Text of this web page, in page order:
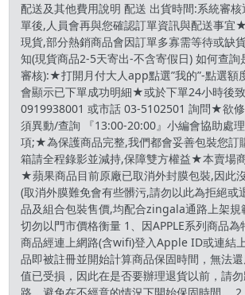
配送及其他費用說明 配送 出貨時間:系統審
單後,人員會再與您確認訂單資訊與配送事宜
現貨,部分熱銷商品會因訂單多寡需等待或缺
知(現貨商品2-5天寄出-不含寄假日) 如何查詢
審核):★打開月付大人app點選”我的”-點選額
會顯示已下單成功明細★或於下單24小時後
0919938001 或市話 03-5102501 詢問★欲
須異動/查詢 『13:00-20:00』小編會協助處
項;★為保護商品完整,我們都會妥善包裝您訂
箱請全程錄影並減持,保障雙方權益★本賣場
★蘋果商品目前原廠已取消外封膜包裝,因此
(取消外膜難免會有些髒污,請勿以此為拒絕
品及組合包裝售價,均配合zingala通路上架規
切勿以門市價格衡量 1、因APPLE系列商品
商品經連上網路(含wifi)登入Apple ID或連結
品即被註冊並開始計算商品保固時間，無法
值已受損，因此在是否要辦理退貨以前，請